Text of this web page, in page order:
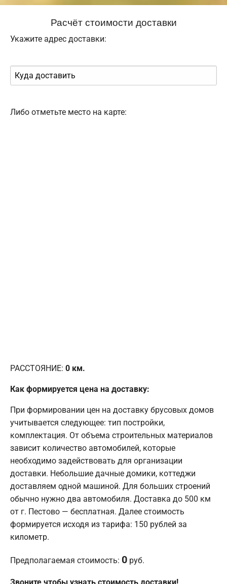
Расчёт стоимости доставки
Укажите адрес доставки:
Либо отметьте место на карте:
РАССТОЯНИЕ: 0 км.
Как формируется цена на доставку:
При формировании цен на доставку брусовых домов
учитывается следующее: тип постройки,
комплектация. От объема строительных материалов
зависит количество автомобилей, которые
необходимо задействовать для организации
доставки. Небольшие дачные домики, коттеджи
доставляем одной машиной. Для больших строений
обычно нужно два автомобиля. Доставка до 500 км
от г. Пестово — бесплатная. Далее стоимость
формируется исходя из тарифа: 150 рублей за
километр.
Предполагаемая стоимость: 0 руб.